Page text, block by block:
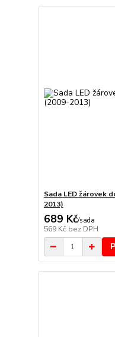
Sada LED žárovek
2013)
689 Kč/sada
569 Kč bez DPH